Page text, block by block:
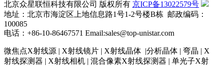
北京众星联恒科技有限公司 版权所有 京ICP备13022579号
地址：北京市海淀区上地信息路1号1-2号楼B栋 邮政编码：
100085
电话：+86-10-86467571 Email:sales@top-unistar.com
微焦点X射线源 | X射线镜片 | X射线晶体 |分析晶体 | 弯晶 | X
射线探测器 | X射线相机 | 混合像素X射线探测器 | 单光子X射